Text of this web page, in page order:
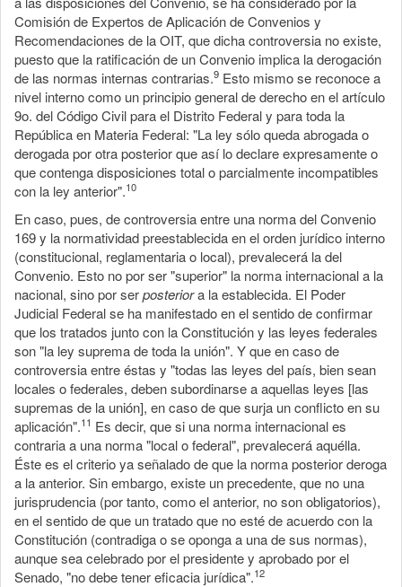
Comisión de Expertos de Aplicación de Convenios y
Recomendaciones de la OIT, que dicha controversia no existe,
puesto que la ratificación de un Convenio implica la derogación
de las normas internas contrarias.9 Esto mismo se reconoce a
nivel interno como un principio general de derecho en el artículo
9o. del Código Civil para el Distrito Federal y para toda la
República en Materia Federal: "La ley sólo queda abrogada o
derogada por otra posterior que así lo declare expresamente o
que contenga disposiciones total o parcialmente incompatibles
con la ley anterior".10
En caso, pues, de controversia entre una norma del Convenio
169 y la normatividad preestablecida en el orden jurídico interno
(constitucional, reglamentaria o local), prevalecerá la del
Convenio. Esto no por ser "superior" la norma internacional a la
nacional, sino por serposteriora la establecida. El Poder
Judicial Federal se ha manifestado en el sentido de confirmar
que los tratados junto con la Constitución y las leyes federales
son "la ley suprema de toda la unión". Y que en caso de
controversia entre éstas y "todas las leyes del país, bien sean
locales o federales, deben subordinarse a aquellas leyes [las
supremas de la unión], en caso de que surja un conflicto en su
aplicación".11 Es decir, que si una norma internacional es
contraria a una norma "local o federal", prevalecerá aquélla.
Éste es el criterio ya señalado de que la norma posterior deroga
a la anterior. Sin embargo, existe un precedente, que no una
jurisprudencia (por tanto, como el anterior, no son obligatorios),
en el sentido de que un tratado que no esté de acuerdo con la
Constitución (contradiga o se oponga a una de sus normas),
aunque sea celebrado por el presidente y aprobado por el
Senado, "no debe tener eficacia jurídica".12